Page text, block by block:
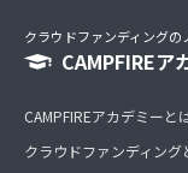
クラウドファンディング
CAMPFIREア
CAMPFIREアカデミーと
クラウドファンディング